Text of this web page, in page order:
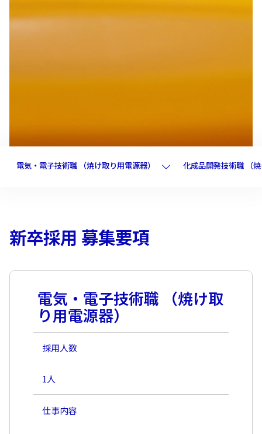
電気・電子技術職 （焼け取り用電源器） 化成品開発技術職 （
新卒採用 募集要項
電気・電子技術職 （焼け取
り用電源器）
採用人数
1人
仕事内容